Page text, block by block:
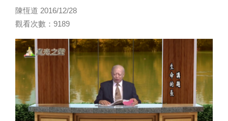
陳恆道 2016/12/28
觀看次數：9189